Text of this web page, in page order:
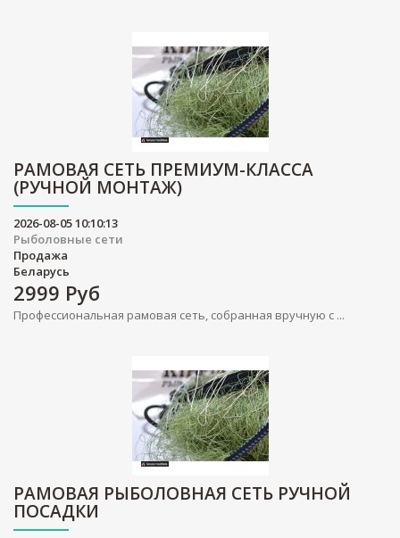
РАМОВАЯ СЕТЬ ПРЕМИУМ-КЛАССА
(РУЧНОЙ МОНТАЖ)
2026-08-05 10:10:13
Рыболовные сети
Продажа
Беларусь
2999 Руб
Профессиональная рамовая сеть, собранная вручную с ...
РАМОВАЯ РЫБОЛОВНАЯ СЕТЬ РУЧНОЙ
ПОСАДКИ